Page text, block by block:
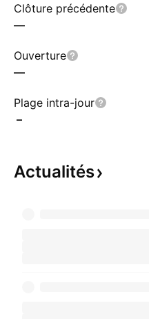
Clôture précédente
—
Ouverture
—
Plage intra-jour
–
Actualités